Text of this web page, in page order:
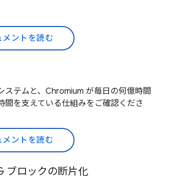
メントを読む
ステムと、Chromium が毎日の何億時間
間を支えている仕組みをご確認くださ
メントを読む
ブロックの断片化